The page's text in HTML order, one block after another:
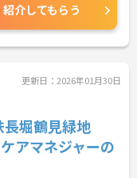
紹介してもらう
更新日：2026年01月30日
長堀鶴見緑地
アマネジャーの